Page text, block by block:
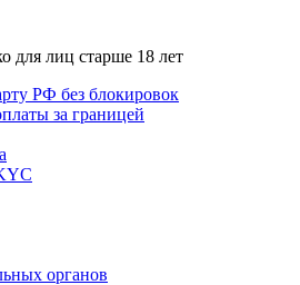
для лиц старше 18 лет
РФ без блокировок
за границей
органов